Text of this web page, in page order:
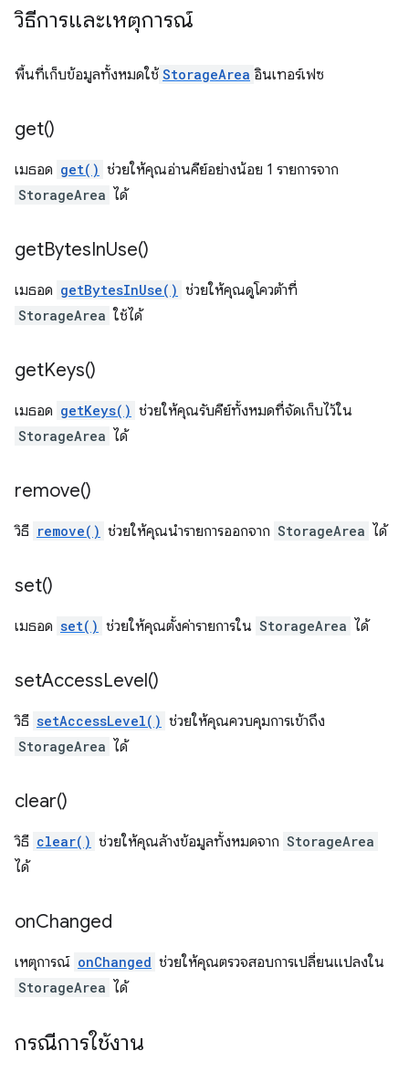
วิธีการและเหตุการณ์
พื้นที่เก็บข้อมูลทั้งหมดใช้ StorageArea อินเทอร์เฟซ
get()
เมธอด get() ช่วยให้คุณอ่านคีย์อย่างน้อย 1 รายการจาก
StorageArea ได้
getBytesInUse()
เมธอด getBytesInUse() ช่วยให้คุณดูโควต้าที่
StorageArea ใช้ได้
getKeys()
เมธอด getKeys() ช่วยให้คุณรับคีย์ทั้งหมดที่จัดเก็บไว้ใน
StorageArea ได้
remove()
วิธี remove() ช่วยให้คุณนำรายการออกจาก StorageArea ได้
set()
เมธอด set() ช่วยให้คุณตั้งค่ารายการใน StorageArea ได้
setAccessLevel()
วิธี setAccessLevel() ช่วยให้คุณควบคุมการเข้าถึง
StorageArea ได้
clear()
วิธี clear() ช่วยให้คุณล้างข้อมูลทั้งหมดจาก StorageArea
ได้
onChanged
เหตุการณ์ onChanged ช่วยให้คุณตรวจสอบการเปลี่ยนแปลงใน
StorageArea ได้
กรณีการใช้งาน